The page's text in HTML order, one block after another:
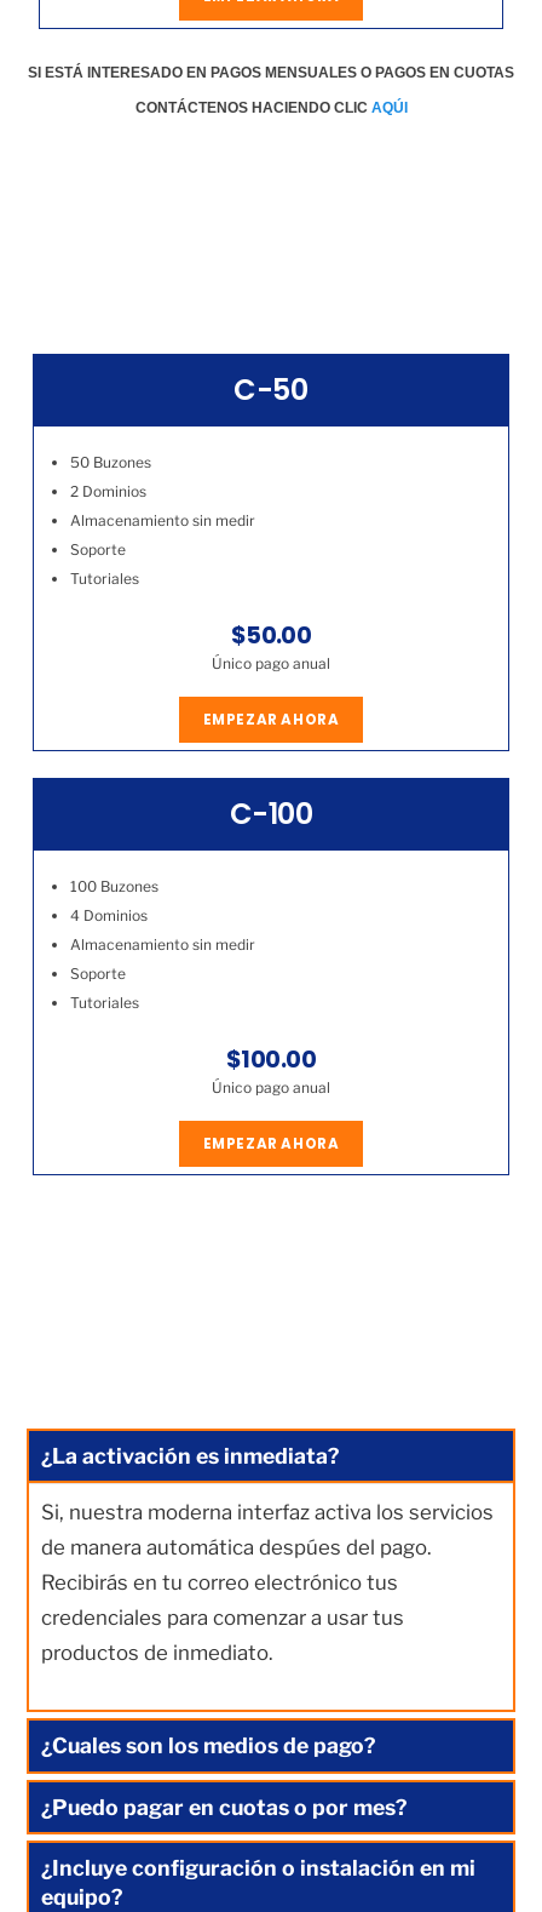
SI ESTÁ INTERESADO EN PAGOS MENSUALES O PAGOS EN CUOTAS
CONTÁCTENOS HACIENDO CLIC AQÚI
C-50
50 Buzones
2 Dominios
Almacenamiento sin medir
Soporte
Tutoriales
$50.00
Único pago anual
EMPEZAR AHORA
C-100
100 Buzones
4 Dominios
Almacenamiento sin medir
Soporte
Tutoriales
$100.00
Único pago anual
EMPEZAR AHORA
¿La activación es inmediata?
Si, nuestra moderna interfaz activa los servicios
de manera automática despúes del pago.
Recibirás en tu correo electrónico tus
credenciales para comenzar a usar tus
productos de inmediato.
¿Cuales son los medios de pago?
¿Puedo pagar en cuotas o por mes?
¿Incluye configuración o instalación en mi
equipo?